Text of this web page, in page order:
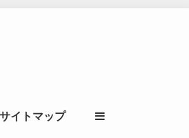
・四柱推
サイトマップ